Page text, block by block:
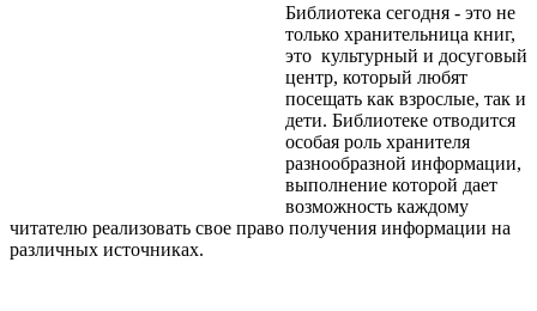
Библиотека сегодня - это не
только хранительница книг,
это культурный и досуговый
центр, который любят
посещать как взрослые, так и
дети. Библиотеке отводится
особая роль хранителя
разнообразной информации,
выполнение которой дает
возможность каждому
читателю реализовать свое право получения информации на
различных источниках.